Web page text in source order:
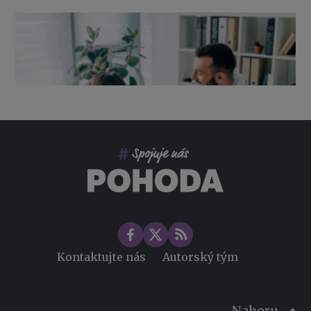
Výpověď ze zdravotních důvodů 2026 – průvodce pro
zaměstnavatele
Kontaktujte nás Autorský tým